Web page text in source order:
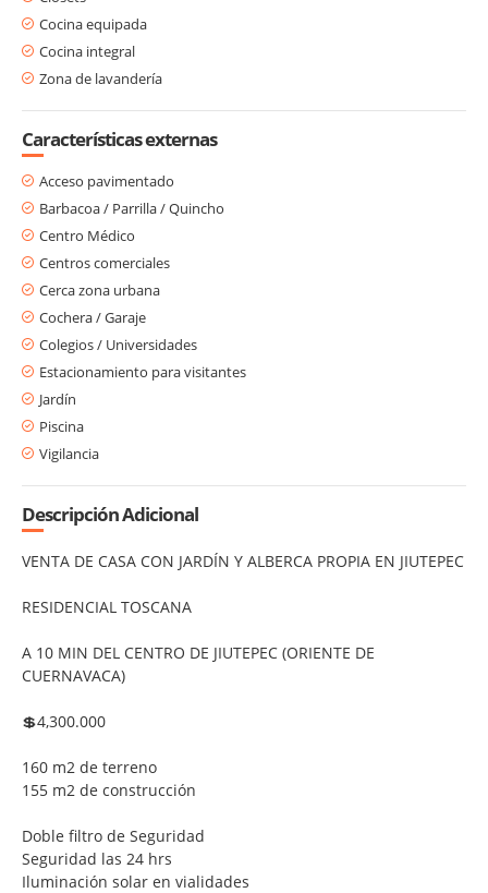
Cocina equipada
Cocina integral
Zona de lavandería
Características externas
Acceso pavimentado
Barbacoa / Parrilla / Quincho
Centro Médico
Centros comerciales
Cerca zona urbana
Cochera / Garaje
Colegios / Universidades
Estacionamiento para visitantes
Jardín
Piscina
Vigilancia
Descripción Adicional
VENTA DE CASA CON JARDÍN Y ALBERCA PROPIA EN JIUTEPEC
RESIDENCIAL TOSCANA
A 10 MIN DEL CENTRO DE JIUTEPEC (ORIENTE DE
CUERNAVACA)
💲4,300.000
160 m2 de terreno
155 m2 de construcción
Doble filtro de Seguridad
Seguridad las 24 hrs
Iluminación solar en vialidades